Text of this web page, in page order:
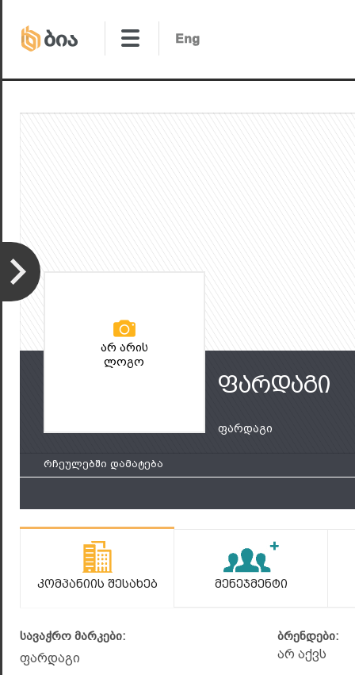
არ არის
ლოგო
ფარდაგი
ფარდაგი
რჩეულებში დამატება
Კომპანიის Შესახებ Მენეჯმენტი
სავაჭრო მარკები:
ფარდაგი
ბრენდები:
არ აქვს